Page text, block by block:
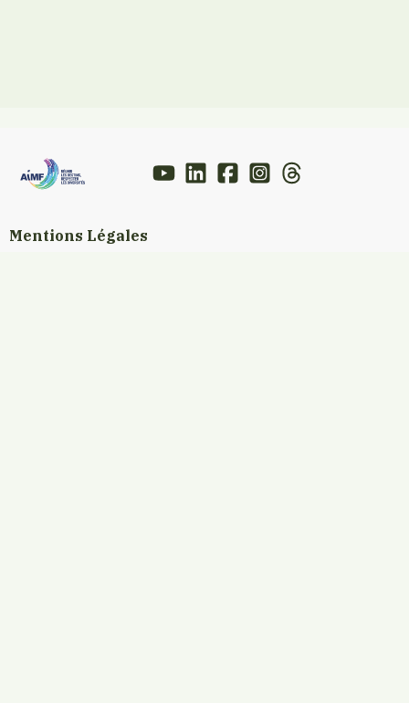
Mentions Légales